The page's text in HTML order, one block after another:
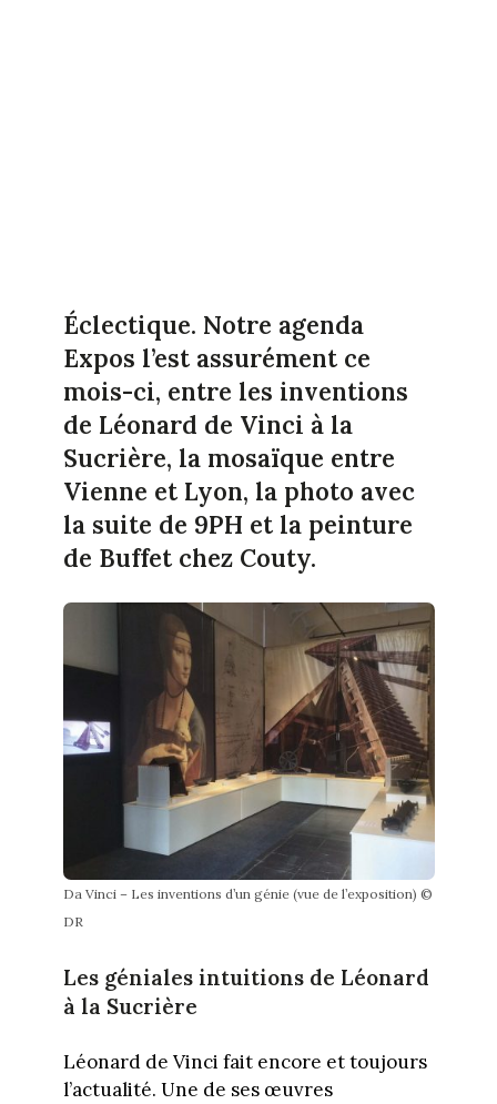
Éclectique. Notre agenda
Expos l’est assurément ce
mois-ci, entre les inventions
de Léonard de Vinci à la
Sucrière, la mosaïque entre
Vienne et Lyon, la photo avec
la suite de 9PH et la peinture
de Buffet chez Couty.
Da Vinci – Les inventions d’un génie (vue de l’exposition) ©
DR
Les géniales intuitions de Léonard
à la Sucrière
Léonard de Vinci fait encore et toujours
l’actualité. Une de ses œuvres